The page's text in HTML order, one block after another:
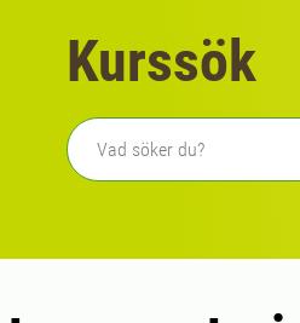
Kurssök
Fritext sökning